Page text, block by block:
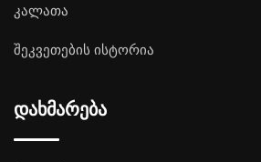
კალათა
შეკვეთების ისტორია
დახმარება